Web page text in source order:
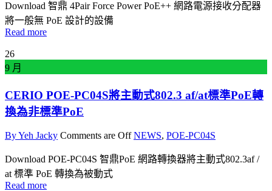
Download 智鼎 4Pair Force Power PoE++ 網路電源接收分配器
將一般無 PoE 設計的設備
Read more
26
9 月
CERIO POE-PC04S將主動式802.3 af/at標準PoE轉
換為非標準PoE
By Yeh Jacky Comments are Off NEWS, POE-PC04S
Download POE-PC04S 智鼎PoE 網路轉換器將主動式802.3af /
at 標準 PoE 轉換為被動式
Read more